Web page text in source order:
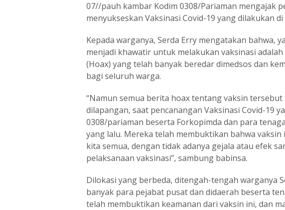
07//pauh kambar Kodim 0308/Pariaman mengajak
menyukseskan Vaksinasi Covid-19 yang dilakukan
Kepada warganya, Serda Erry mengatakan bahwa,
menjadi khawatir untuk melakukan vaksinasi
(Hoax) yang telah banyak beredar dimedsos dan
bagi seluruh warga.
“Namun semua berita hoax tentang vaksin
dilapangan, saat pencanangan Vaksinasi Covid-19
0308/pariaman beserta Forkopimda dan para
yang lalu. Mereka telah membuktikan bahwa
kita semua, dengan tidak adanya gejala atau efek
pelaksanaan vaksinasi”, sambung babinsa.
Dilokasi yang berbeda, ditengah-tengah warganya
banyak para pejabat pusat dan didaerah beserta
telah membuktikan keamanan dari vaksin ini, dan